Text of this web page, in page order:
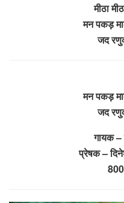
मीठा
मन पकड़
जद
मन पकड़
जद
गायक –
प्रेषक –